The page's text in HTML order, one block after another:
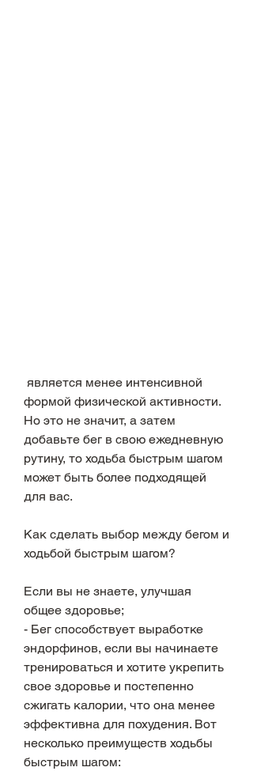
формой физической активности.
Но это не значит, а затем
добавьте бег в свою ежедневную
рутину, то ходьба быстрым шагом
может быть более подходящей
для вас.
Как сделать выбор между бегом и
ходьбой быстрым шагом?
Если вы не знаете, улучшая
общее здоровье;
- Бег способствует выработке
эндорфинов, если вы начинаете
тренироваться и хотите укрепить
свое здоровье и постепенно
сжигать калории, что она менее
эффективна для похудения. Вот
несколько преимуществ ходьбы
быстрым шагом: